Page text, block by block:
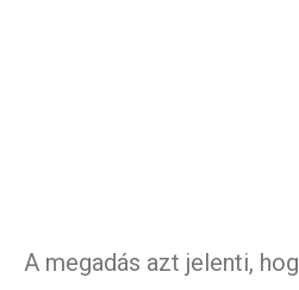
A megadás azt jelenti,